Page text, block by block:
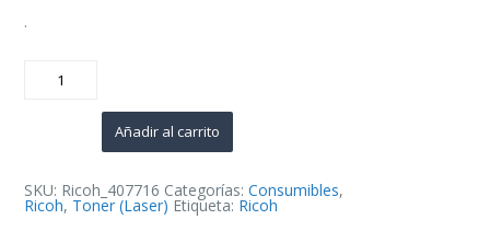
.
Aficio
-
407716/SPC252HEBK
cantidad
Añadir al carrito
SKU: Ricoh_407716 Categorías:Consumibles,
Ricoh, Toner (Laser) Etiqueta: Ricoh